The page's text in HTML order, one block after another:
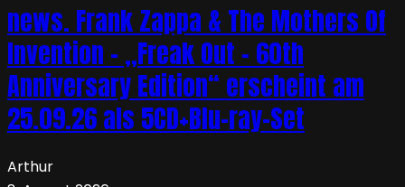
news. Frank Zappa & The Mothers Of
Invention – „Freak Out – 60th
Anniversary Edition“ erscheint am
25.09.26 als 5CD+Blu-ray-Set
Arthur